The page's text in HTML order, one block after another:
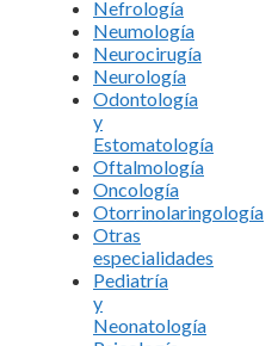
Nefrología
Neumología
Neurocirugía
Neurología
Odontología
y
Estomatología
Oftalmología
Oncología
Otorrinolaringología
Otras
especialidades
Pediatría
y
Neonatología